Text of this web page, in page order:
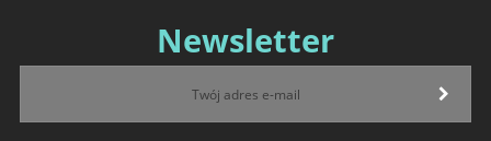
Newsletter